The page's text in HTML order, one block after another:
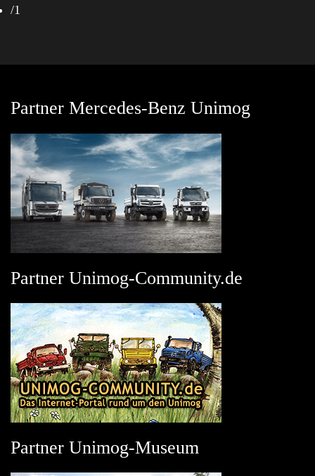
/1
Partner Mercedes-Benz Unimog
Partner Unimog-Community.de
Partner Unimog-Museum